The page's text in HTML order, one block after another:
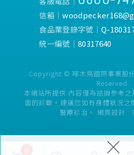
×
何有害化學物質
信箱│
食品業登錄字號│Q-
統一編號│80317640
Copyright © 啄木鳥國際事業股
Reserved.
本網站所提供 內容僅為諮詢參考
面的診斷。建議您如有身體狀況
醫療診治。 網頁設計 :
0